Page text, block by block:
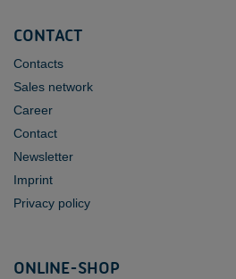
CONTACT
Contacts
Sales network
Career
Contact
Newsletter
Imprint
Privacy policy
ONLINE-SHOP